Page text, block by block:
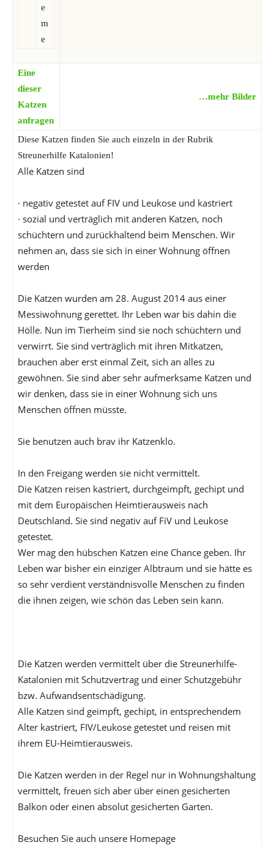
e
m
e
Eine
dieser
Katzen
anfragen
…mehr Bilder
Diese Katzen finden Sie auch einzeln in der Rubrik
Streunerhilfe Katalonien!
Alle Katzen sind
· negativ getestet auf FIV und Leukose und kastriert
· sozial und verträglich mit anderen Katzen, noch
schüchtern und zurückhaltend beim Menschen. Wir
nehmen an, dass sie sich in einer Wohnung öffnen
werden
Die Katzen wurden am 28. August 2014 aus einer
Messiwohnung gerettet. Ihr Leben war bis dahin die
Hölle. Nun im Tierheim sind sie noch schüchtern und
verwirrt. Sie sind verträglich mit ihren Mitkatzen,
brauchen aber erst einmal Zeit, sich an alles zu
gewöhnen. Sie sind aber sehr aufmerksame Katzen und
wir denken, dass sie in einer Wohnung sich uns
Menschen öffnen müsste.
Sie benutzen auch brav ihr Katzenklo.
In den Freigang werden sie nicht vermittelt.
Die Katzen reisen kastriert, durchgeimpft, gechipt und
mit dem Europäischen Heimtierausweis nach
Deutschland. Sie sind negativ auf FiV und Leukose
getestet.
Wer mag den hübschen Katzen eine Chance geben. Ihr
Leben war bisher ein einziger Albtraum und sie hätte es
so sehr verdient verständnisvolle Menschen zu finden
die ihnen zeigen, wie schön das Leben sein kann.
Die Katzen werden vermittelt über die Streunerhilfe-
Katalonien mit Schutzvertrag und einer Schutzgebühr
bzw. Aufwandsentschädigung.
Alle Katzen sind geimpft, gechipt, in entsprechendem
Alter kastriert, FIV/Leukose getestet und reisen mit
ihrem EU-Heimtierausweis.
Die Katzen werden in der Regel nur in Wohnungshaltung
vermittelt, freuen sich aber über einen gesicherten
Balkon oder einen absolut gesicherten Garten.
Besuchen Sie auch unsere Homepage